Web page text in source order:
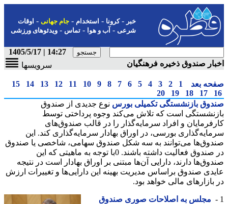
-کرونا-استخدام- جام جهانی-اوقات
شرعی-آب و هوا-تماس-ویدئوهای ورزشی
14:27 | 1405/5/17
صندوق ذخیره فرهنگیان
سرویسها
بعد 1
2
3
4
5
6
7
8
9
10
11
12
13
14
15
17
18
19
20
بازنشستگی تکمیلی بورس نوع جدیدی از صندوق
است که تلاش می‌کند وجوه پرداختی توسط
و افراد سرمایه‌گذار را در قالب صندوق‌های
بورسی، در اوراق بهادار سرمایه‌گذاری کند. این
می‌توانند به سه شکل صندوق سهامی، شاخصی یا صندوق
در صندوق فعالیت داشته باشند. 0با توجه به ماهیتی که این
دارند، دارایی‌ آن‌ها مبتنی بر اوراق بهادار است در نتیجه
صندوق براساس مدیریت بهینه این دارایی‌ها و تغییرات ارزش
مالی خواهد بود.
مجلس به اصلاحات صوری صندوق